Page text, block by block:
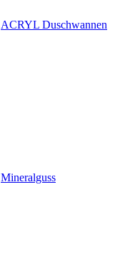
ACRYL Duschwannen
Mineralguss